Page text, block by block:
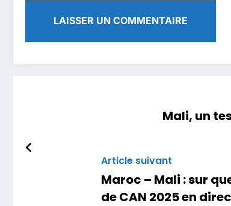
Mali, un
Article suivant
Maroc – Mali : sur
de CAN 2025 en